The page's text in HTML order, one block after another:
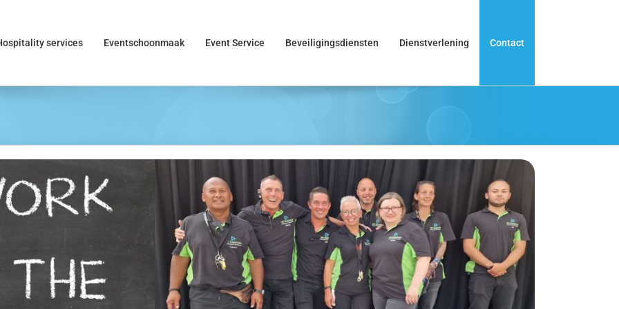
services Eventschoonmaak Event Service Beveiligingsdiensten Dienstverlening Contact